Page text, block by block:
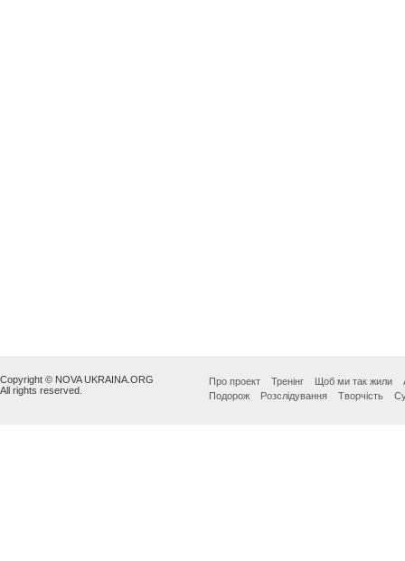
Copyright © NOVA UKRAINA.ORG
All rights reserved.
Про проект Тренінг Щоб ми так жили
Подорож
Розслідування Творчість